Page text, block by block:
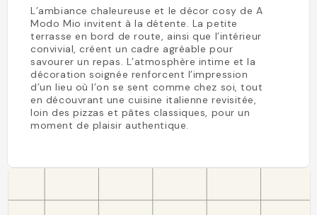
L’ambiance chaleureuse et le décor cosy de A
Modo Mio invitent à la détente. La petite
terrasse en bord de route, ainsi que l’intérieur
convivial, créent un cadre agréable pour
savourer un repas. L’atmosphère intime et la
décoration soignée renforcent l’impression
d’un lieu où l’on se sent comme chez soi, tout
en découvrant une cuisine italienne revisitée,
loin des pizzas et pâtes classiques, pour un
moment de plaisir authentique.